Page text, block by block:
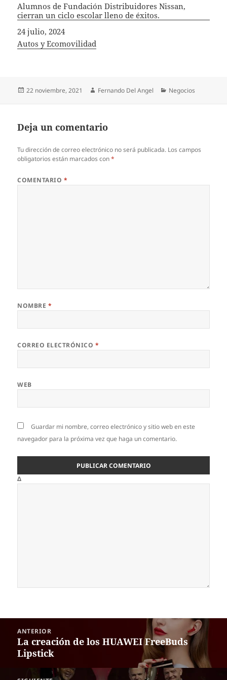
Alumnos de Fundación Distribuidores Nissan,
cierran un ciclo escolar lleno de éxitos.
Fecha
24 julio, 2024
In relation to
Autos y Ecomovilidad
Publicado
22 noviembre, 2021 Autor
Fernando Del Angel Categorías
Negocios
Deja un comentario
Tu dirección de correo electrónico no será publicada. Los campos
obligatorios están marcados con*
COMENTARIO *
NOMBRE *
CORREO ELECTRÓNICO *
WEB
Guardar mi nombre, correo electrónico y sitio web en este
navegador para la próxima vez que haga un comentario.
Δ
entradas
ANTERIOR
Entrada
anterior:
La creación de los HUAWEI FreeBuds
Lipstick